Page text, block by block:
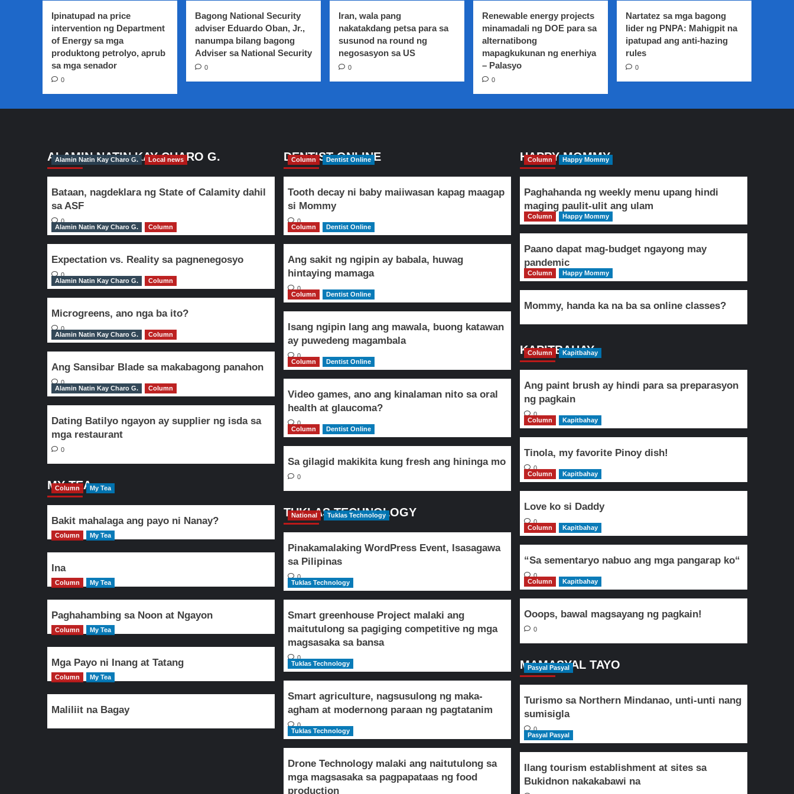
ng
Toys
‘R’
Us
sa
ng
Ipinatupad na price
intervention ng Department
of Energy sa mga
produktong petrolyo, aprub
sa mga senador
0
Bagong National Security
adviser Eduardo Oban, Jr.,
nanumpa bilang bagong
Adviser sa National Security
0
Iran, wala pang
nakatakdang petsa para sa
susunod na round ng
negosasyon sa US
0
Renewable energy projects
minamadali ng DOE para sa
alternatibong
mapagkukunan ng enerhiya
– Palasyo
0
Nartatez sa mga bagong
lider ng PNPA: Mahigpit na
ipatupad ang anti-hazing
rules
0
ALAMIN NATIN KAY CHARO G.
Alamin Natin Kay Charo G. Local news
Bataan, nagdeklara ng State of Calamity dahil
sa ASF
0
Alamin Natin Kay Charo G.
Column
Expectation vs. Reality sa pagnenegosyo
0
Alamin Natin Kay Charo G.
Column
Microgreens, ano nga ba ito?
0
Alamin Natin Kay Charo G.
Column
Ang Sansibar Blade sa makabagong panahon
0
Alamin Natin Kay Charo G.
Column
Dating Batilyo ngayon ay supplier ng isda sa
mga restaurant
0
MY TEA
Column My Tea
Bakit mahalaga ang payo ni Nanay?
Column My Tea
Ina
Column My Tea
Paghahambing sa Noon at Ngayon
Column My Tea
Mga Payo ni Inang at Tatang
Column My Tea
Maliliit na Bagay
DENTIST ONLINE
Column Dentist Online
Tooth decay ni baby maiiwasan kapag maagap
si Mommy
0
Column
Dentist Online
Ang sakit ng ngipin ay babala, huwag
hintaying mamaga
0
Column
Dentist Online
Isang ngipin lang ang mawala, buong katawan
ay puwedeng magambala
0
Column
Dentist Online
Video games, ano ang kinalaman nito sa oral
health at glaucoma?
0
Column
Dentist Online
Sa gilagid makikita kung fresh ang hininga mo
0
TUKLAS TECHNOLOGY
National Tuklas Technology
Pinakamalaking WordPress Event, Isasagawa
sa Pilipinas
0
Tuklas Technology
Smart greenhouse Project malaki ang
maitutulong sa pagiging competitive ng mga
magsasaka sa bansa
0
Tuklas Technology
Smart agriculture, nagsusulong ng maka-
agham at modernong paraan ng pagtatanim
0
Tuklas Technology
Drone Technology malaki ang naitutulong sa
mga magsasaka sa pagpapataas ng food
production
HAPPY MOMMY
Column Happy Mommy
Paghahanda ng weekly menu upang hindi
maging paulit-ulit ang ulam
Column Happy Mommy
Paano dapat mag-budget ngayong may
pandemic
Column Happy Mommy
Mommy, handa ka na ba sa online classes?
KAPITBAHAY
Column Kapitbahay
Ang paint brush ay hindi para sa preparasyon
ng pagkain
0
Column
Kapitbahay
Tinola, my favorite Pinoy dish!
0
Column
Kapitbahay
Love ko si Daddy
0
Column
Kapitbahay
“Sa sementaryo nabuo ang mga pangarap ko“
0
Column
Kapitbahay
Ooops, bawal magsayang ng pagkain!
0
MAMASYAL TAYO
Pasyal Pasyal
Turismo sa Northern Mindanao, unti-unti nang
sumisigla
0
Pasyal Pasyal
Ilang tourism establishment at sites sa
Bukidnon nakakabawi na